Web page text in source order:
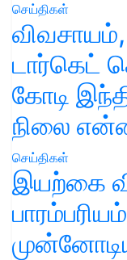
செய்திகள்
டார்கெட்
கோடி
நிலை
செய்திகள்
இயற்கை